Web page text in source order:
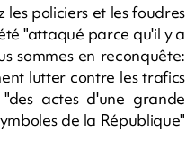
policiers et les foudres
"attaqué parce qu'il y a
sommes en reconquête:
lutter contre les trafics
actes d'une grande
de la République"